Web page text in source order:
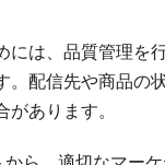
には、品質管理を
。配信先や商品の
があります。